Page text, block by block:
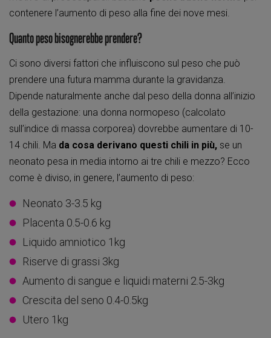
contenere l’aumento di peso alla fine dei nove mesi.
Quanto peso bisognerebbe prendere?
Ci sono diversi fattori che influiscono sul peso che può
prendere una futura mamma durante la gravidanza.
Dipende naturalmente anche dal peso della donna all’inizio
della gestazione: una donna normopeso (calcolato
sull’indice di massa corporea) dovrebbe aumentare di 10-
14 chili. Ma da cosa derivano questi chili in più, se un
neonato pesa in media intorno ai tre chili e mezzo? Ecco
come è diviso, in genere, l’aumento di peso:
Neonato 3-3.5 kg
Placenta 0.5-0.6 kg
Liquido amniotico 1kg
Riserve di grassi 3kg
Aumento di sangue e liquidi materni 2.5-3kg
Crescita del seno 0.4-0.5kg
Utero 1kg